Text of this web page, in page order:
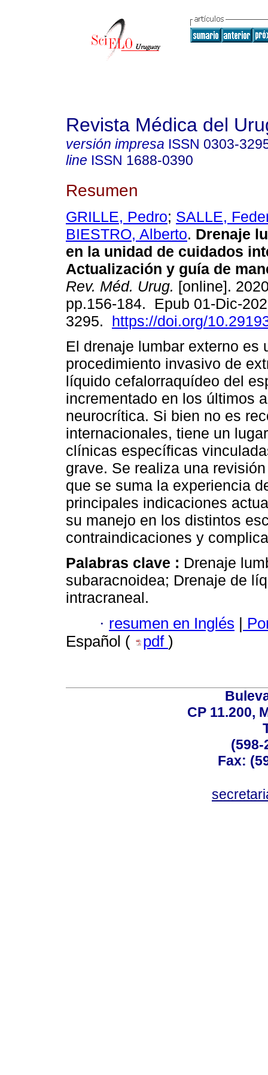
Revista Médica del
versión impresa ISSN 0303-
line ISSN 1688-0390
Resumen
GRILLE, Pedro; SALLE,
BIESTRO, Alberto. Drenaje
en la unidad de cuidados
Actualización y guía de
Rev. Méd. Urug. [online].
pp.156-184. Epub 01-Dic-
3295. https://doi.org/
El drenaje lumbar externo es
procedimiento invasivo de
líquido cefalorraquídeo del
incrementado en los últimos
neurocrítica. Si bien no es
internacionales, tiene un
clínicas específicas
grave. Se realiza una
que se suma la experiencia
principales indicaciones
su manejo en los distintos
contraindicaciones y
Palabras clave : Drenaje
subaracnoidea; Drenaje de
intracraneal.
· resumen en Inglés |
Español (
pdf )
CP 11.200,
(598-
Fax: